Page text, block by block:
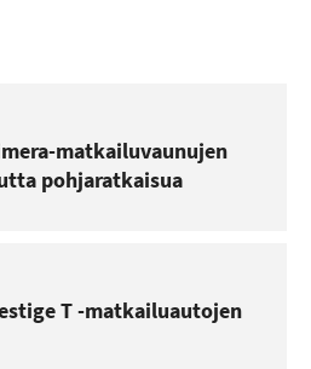
matkailuvaunujen
pohjaratkaisua
T -matkailuautojen